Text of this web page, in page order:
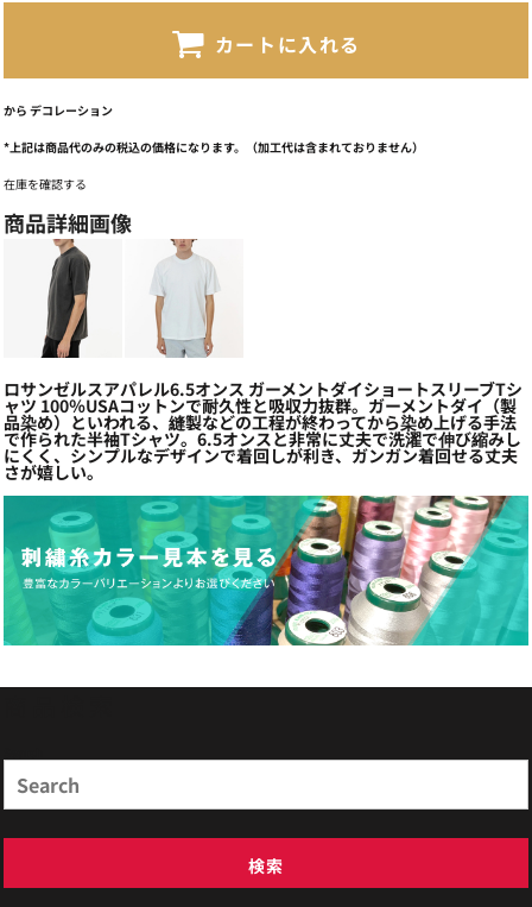
カートに入れる
から デコレーション
*上記は商品代のみの税込の価格になります。（加工代は含まれておりません）
在庫を確認する
商品詳細画像
ロサンゼルスアパレル6.5オンス ガーメントダイショートスリーブTシ
ャツ 100％USAコットンで耐久性と吸収力抜群。ガーメントダイ（製
品染め）といわれる、縫製などの工程が終わってから染め上げる手法
で作られた半袖Tシャツ。6.5オンスと非常に丈夫で洗濯で伸び縮みし
にくく、シンプルなデザインで着回しが利き、ガンガン着回せる丈夫
さが嬉しい。
検索